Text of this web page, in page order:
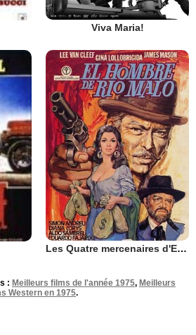
Viva Maria!
Les Quatre mercenaires d'El Paso
: Meilleurs films de l'année 1975, Meilleurs
Western en 1975.